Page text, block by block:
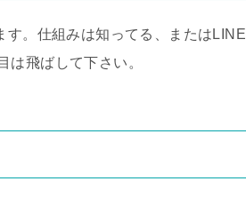
す。仕組みは知ってる、またはLINE
は飛ばして下さい。